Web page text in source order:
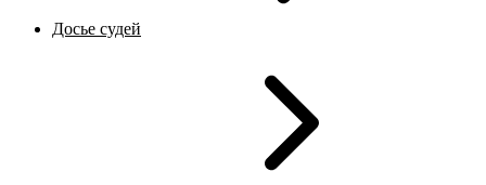
Досье судей